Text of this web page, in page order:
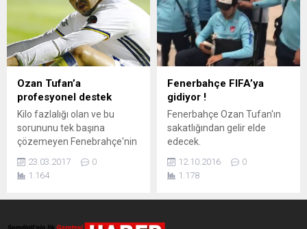
Ozan Tufan’a
profesyonel destek
Kilo fazlalığı olan ve bu
sorununu tek başına
çözemeyen Fenebrahçe'nin
diyetisyen Şengül Sangu
Talak'tan yardım istedi.
23.03.2017
0
1.164
Fenerbahçe FIFA’ya
gidiyor !
Fenerbahçe Ozan Tufan'ın
sakatlığından gelir elde
edecek.
12.10.2016
0
1.178